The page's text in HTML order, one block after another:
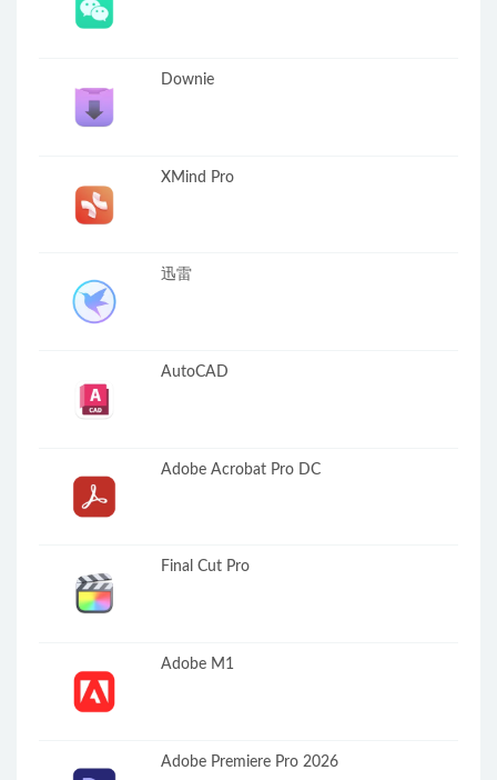
Downie
XMind Pro
迅雷
AutoCAD
Adobe Acrobat Pro DC
Final Cut Pro
Adobe M1
Adobe Premiere Pro 2026